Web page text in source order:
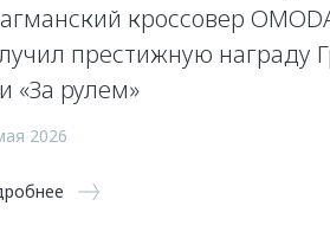
кроссовер
престижную награду
«За рулем»
2026